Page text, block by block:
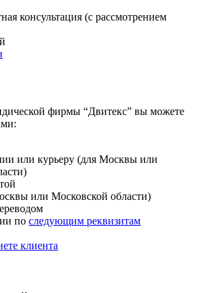
консультация (с рассмотрением
фирмы “Двитекс” вы можете
или курьеру (для Москвы или
или Московской области)
по следующим реквизитам
клиента